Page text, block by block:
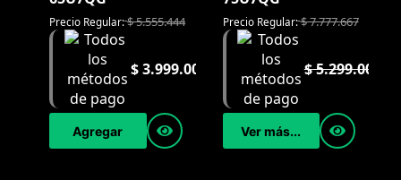
Precio Regular:$5.555.444
$3.999.000
Agregar
Precio Regular:$7.777.667
$5.299.000
Ver más...